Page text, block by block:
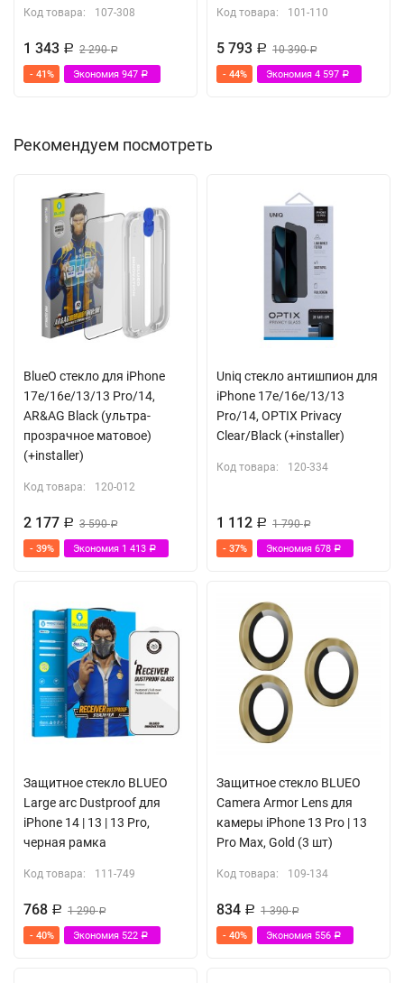
Код товара: 107-308
1 343 Р 2 290Р
- 41% Экономия 947 Р
Код товара: 101-110
5 793 Р 10 390Р
- 44% Экономия 4 597 Р
Рекомендуем посмотреть
BlueO стекло для iPhone
17e/16e/13/13 Pro/14,
AR&AG Black (ультра-
прозрачное матовое)
(+installer)
Код товара: 120-012
2 177 Р 3 590Р
- 39% Экономия 1 413 Р
Uniq стекло антишпион для
iPhone 17e/16e/13/13
Pro/14, OPTIX Privacy
Clear/Black (+installer)
Код товара: 120-334
1 112 Р 1 790Р
- 37% Экономия 678 Р
Защитное стекло BLUEO
Large arc Dustproof для
iPhone 14 | 13 | 13 Pro,
черная рамка
Код товара: 111-749
768 Р 1 290Р
- 40% Экономия 522 Р
Защитное стекло BLUEO
Camera Armor Lens для
камеры iPhone 13 Pro | 13
Pro Max, Gold (3 шт)
Код товара: 109-134
834 Р 1 390Р
- 40% Экономия 556 Р